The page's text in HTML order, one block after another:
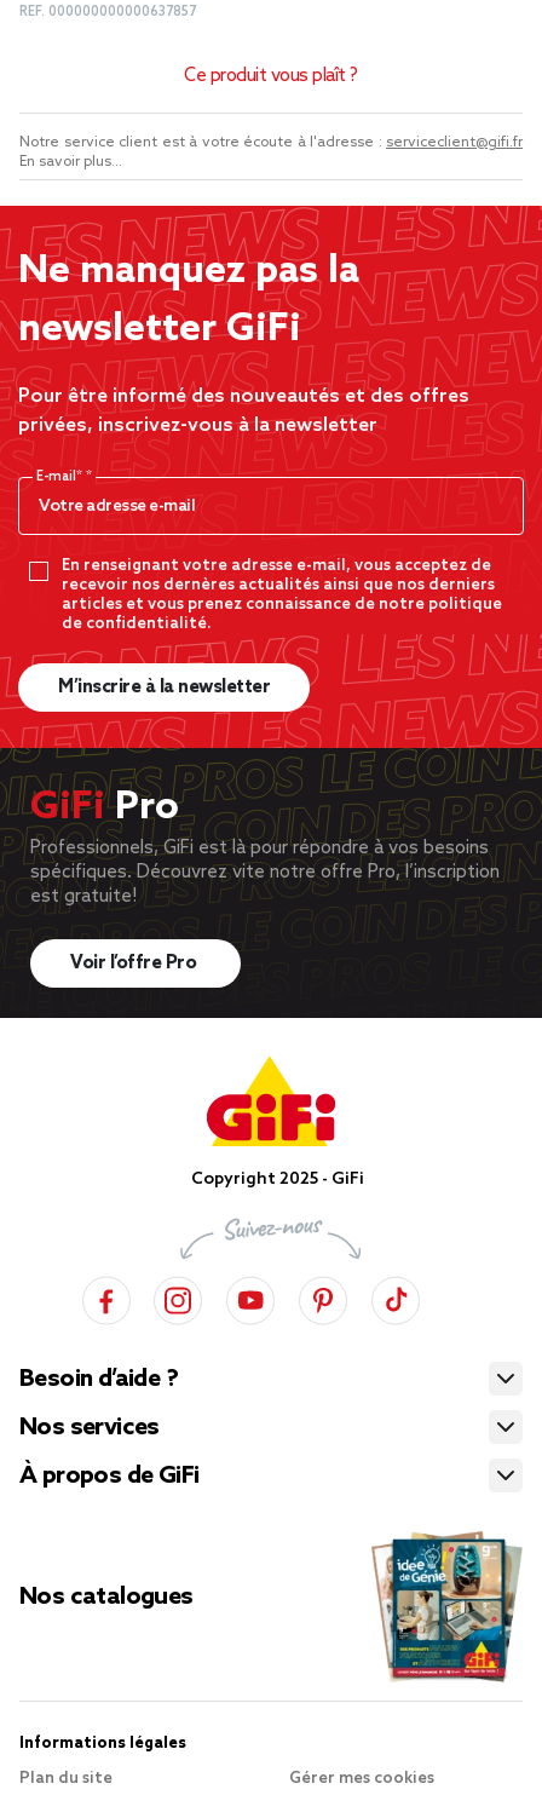
REF. 000000000000637857
Ce produit vous plaît ?
Notre service client est à votre écoute à l'adresse : serviceclient@gifi.fr
En savoir plus...
Ne manquez pas la
newsletter GiFi
Pour être informé des nouveautés et des offres
privées, inscrivez-vous à la newsletter
E-mail*
En renseignant votre adresse e-mail, vous acceptez de
recevoir nos dernères actualités ainsi que nos derniers
articles et vous prenez connaissance de notre politique
de confidentialité.
M’inscrire à la newsletter
GiFiPro
Professionnels, GiFi est là pour répondre à vos besoins
spécifiques. Découvrez vite notre offre Pro, l’inscription
est gratuite!
Voir l’offre Pro
Copyright 2025 - GiFi
Besoin d’aide ?
Nos services
À propos de GiFi
Nos catalogues
Informations légales
Plan du site
Gérer mes cookies